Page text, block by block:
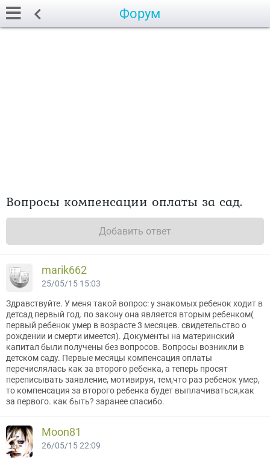
Форум
Вопросы компенсации оплаты за сад.
Добавить ответ
marik662
25/05/15 15:03
Здравствуйте. У меня такой вопрос: у знакомых ребенок ходит в
детсад первый год. по закону она является вторым ребенком(
первый ребенок умер в возрасте 3 месяцев. свидетельство о
рождении и смерти имеется). Документы на материнский
капитал были получены без вопросов. Вопросы возникли в
детском саду. Первые месяцы компенсация оплаты
перечислялась как за второго ребенка, а теперь просят
переписывать заявление, мотивируя, тем,что раз ребенок умер,
то компенсация за второго ребенка будет выплачиваться,как
за первого. как быть? заранее спасибо.
Moon81
26/05/15 22:09